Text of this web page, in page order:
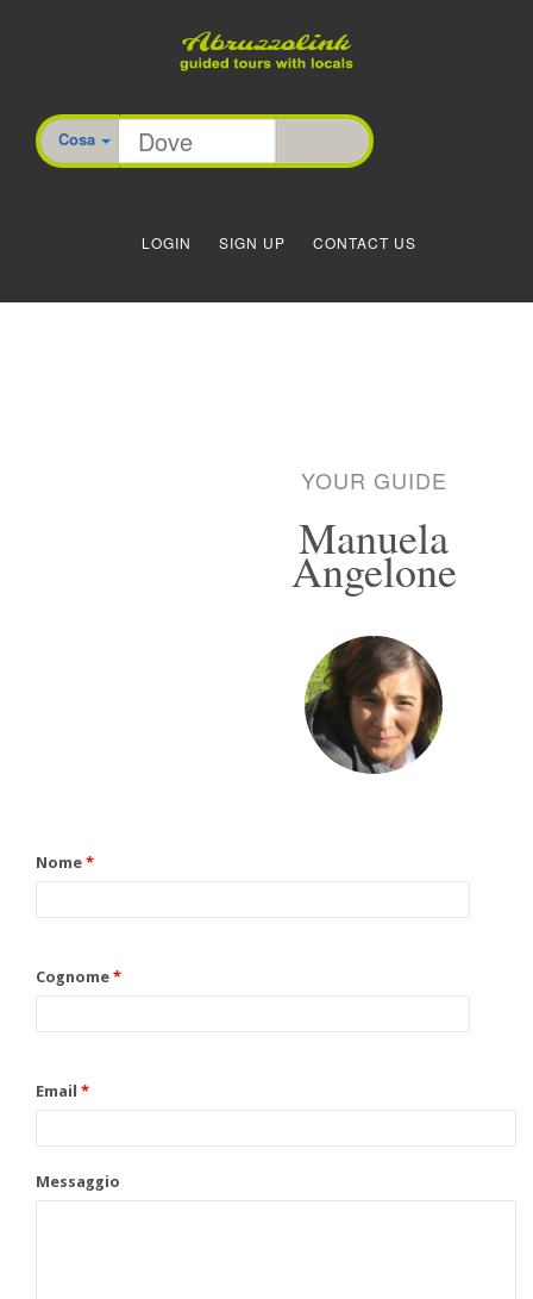
Cosa
LOGIN SIGN UP CONTACT US
YOUR GUIDE
Manuela
Angelone
Nome *
Cognome *
Email *
Messaggio